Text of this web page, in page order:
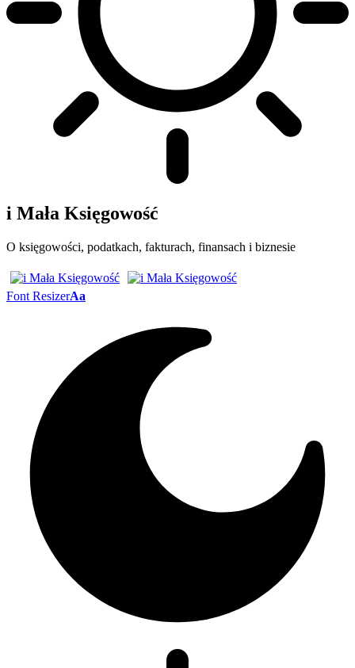
i Mała Księgowość
O księgowości, podatkach, fakturach, finansach i biznesie
Font ResizerAa